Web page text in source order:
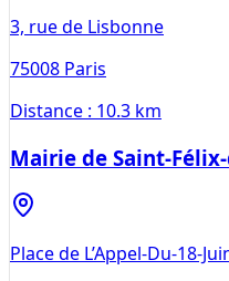
3, rue de Lisbonne
75008 Paris
Distance : 10.3 km
Mairie de Saint-
Place de L’Appel-Du-18-